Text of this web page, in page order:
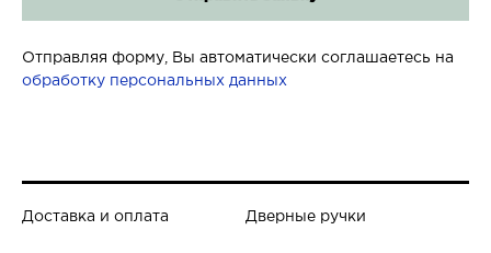
Отправляя форму, Вы автоматически соглашаетесь на
обработку персональных данных
Доставка и оплата Дверные ручки